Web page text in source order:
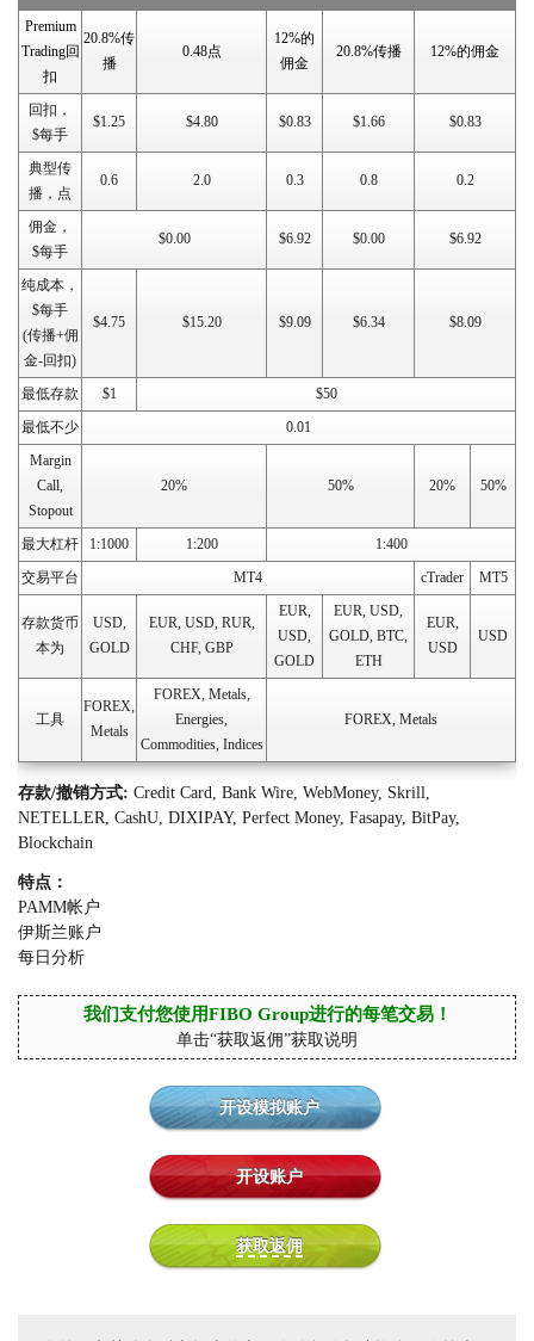
Premium
Trading回
扣
20.8%传
播
0.48点
12%的
佣金
20.8%传播 12%的佣金
回扣，
$每手
$1.25 $4.80 $0.83 $1.66 $0.83
典型传
播，点
0.6 2.0 0.3 0.8 0.2
佣金，
$每手
$0.00 $6.92 $0.00 $6.92
纯成本，
$每手
(传播+佣
金-回扣)
$4.75 $15.20 $9.09 $6.34 $8.09
最低存款 $1
$50
最低不少
0.01
Margin
Call,
Stopout
20% 50% 20% 50%
最大杠杆 1:1000 1:200
1:400
交易平台
MT4 cTrader MT5
存款货币
本为
USD,
GOLD
EUR, USD, RUR,
CHF, GBP
EUR,
USD,
GOLD
EUR, USD,
GOLD, BTC,
ETH
EUR,
USD
USD
工具
FOREX,
Metals
FOREX, Metals,
Energies,
Commodities, Indices
FOREX, Metals
存款/撤销方式: Credit Card, Bank Wire, WebMoney, Skrill,
NETELLER, CashU, DIXIPAY, Perfect Money, Fasapay, BitPay,
Blockchain
特点：
PAMM帐户
伊斯兰账户
每日分析
我们支付您使用FIBO Group进行的每笔交易！
单击“获取返佣”获取说明
开设模拟账户
开设账户
获取返佣